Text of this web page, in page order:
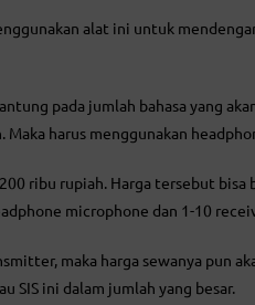
alat ini untuk
pada jumlah bahasa yang
harus menggunakan
ribu rupiah. Harga tersebut
microphone dan 1-10
maka harga sewanya pun
SIS ini dalam jumlah yang besar.